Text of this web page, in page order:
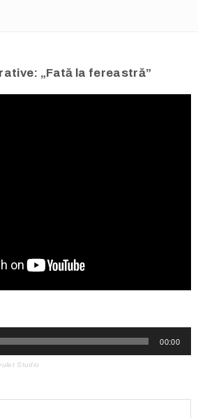
„Fată la fereastră”
00:00
Studio